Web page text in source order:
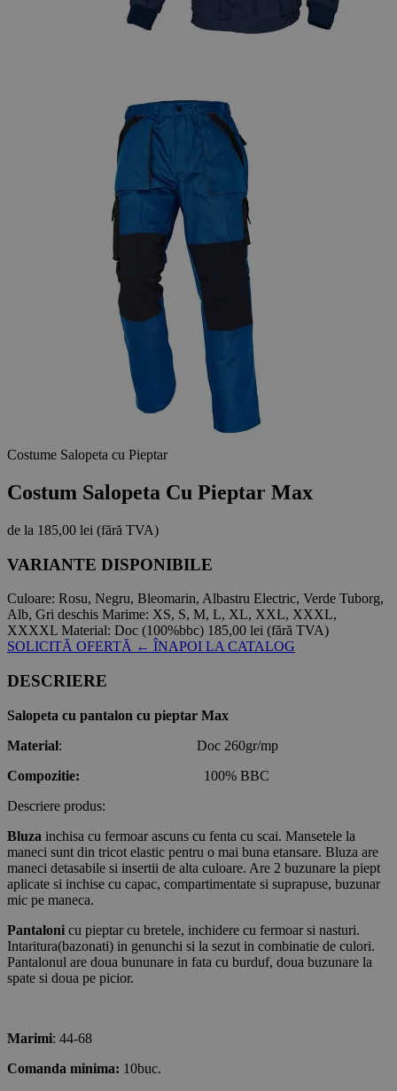
Costume Salopeta cu Pieptar
Costum Salopeta Cu Pieptar Max
de la 185,00 lei (fără TVA)
VARIANTE DISPONIBILE
Culoare: Rosu, Negru, Bleomarin, Albastru Electric, Verde Tuborg,
Alb, Gri deschis Marime: XS, S, M, L, XL, XXL, XXXL,
XXXXL Material: Doc (100%bbc) 185,00 lei (fără TVA)
SOLICITĂ OFERTĂ ← ÎNAPOI LA CATALOG
DESCRIERE
Salopeta cu pantalon cu pieptar Max
Material: Doc 260gr/mp
Compozitie:
100% BBC
Descriere produs:
Bluza inchisa cu fermoar ascuns cu fenta cu scai. Mansetele la
maneci sunt din tricot elastic pentru o mai buna etansare. Bluza are
maneci detasabile si insertii de alta culoare. Are 2 buzunare la piept
aplicate si inchise cu capac, compartimentate si suprapuse, buzunar
mic pe maneca.
Pantaloni cu pieptar cu bretele, inchidere cu fermoar si nasturi.
Intaritura(bazonati) in genunchi si la sezut in combinatie de culori.
Pantalonul are doua bununare in fata cu burduf, doua buzunare la
spate si doua pe picior.
Marimi: 44-68
Comanda minima: 10buc.